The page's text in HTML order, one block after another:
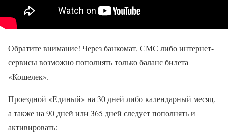
Обратите внимание! Через банкомат, СМС либо интернет-
сервисы возможно пополнять только баланс билета
«Кошелек».
Проездной «Единый» на 30 дней либо календарный месяц,
а также на 90 дней или 365 дней следует пополнять и
активировать: